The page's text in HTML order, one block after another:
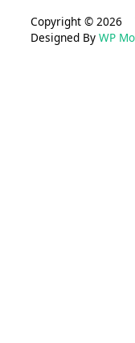
Copyright © 2026
Designed By WP